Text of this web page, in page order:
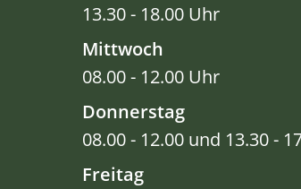
13.30 - 18.00 Uhr
Mittwoch
08.00 - 12.00 Uhr
Donnerstag
08.00 - 12.00 und 13.30 -
Freitag